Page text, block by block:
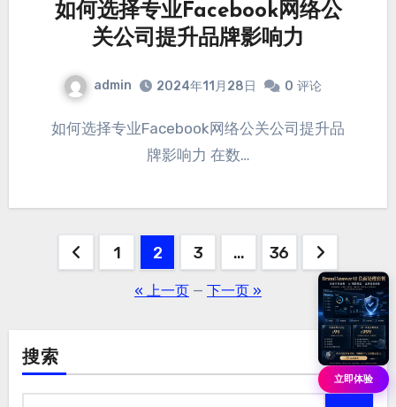
如何选择专业Facebook网络公
关公司提升品牌影响力
admin 2024年11月28日 0 评论
如何选择专业Facebook网络公关公司提升品
牌影响力 在数…
页
1 2 3 … 36
« 上一页 — 下一页 »
搜索
立即体验